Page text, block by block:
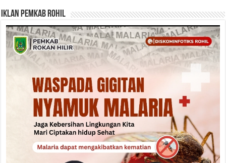
Iklan Pemkab Rohil